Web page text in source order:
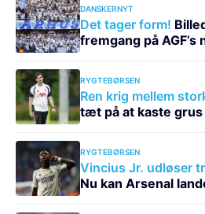
DANSKERNYT
Det tager form!
fremgang på
RYGTEBØRSEN
Ren krig mellem
tæt på at kaste
RYGTEBØRSEN
Vincius Jr. udløser
Nu kan Arsenal